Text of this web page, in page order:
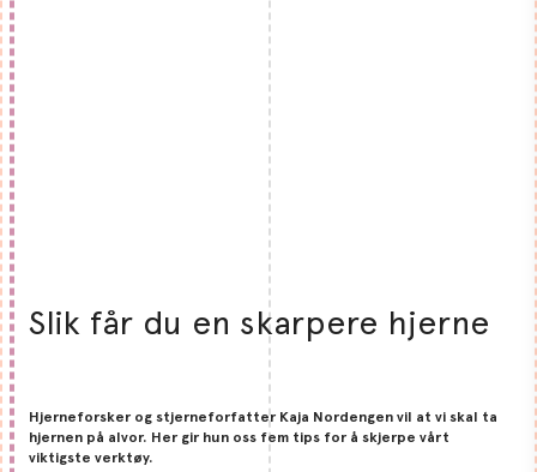
Slik får du en skarpere hjerne
Hjerneforsker og stjerneforfatter Kaja Nordengen vil at vi skal ta
hjernen på alvor. Her gir hun oss fem tips for å skjerpe vårt
viktigste verktøy.